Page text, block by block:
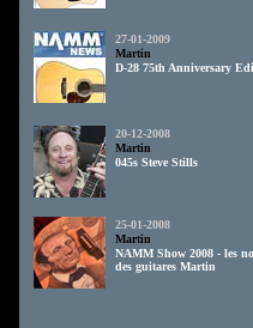
27-01-2009
Martin
D-28 75th Anniversary
20-12-2008
Martin
045s Steve Stills
25-01-2008
Martin
NAMM Show 2008 - les
des guitares Martin